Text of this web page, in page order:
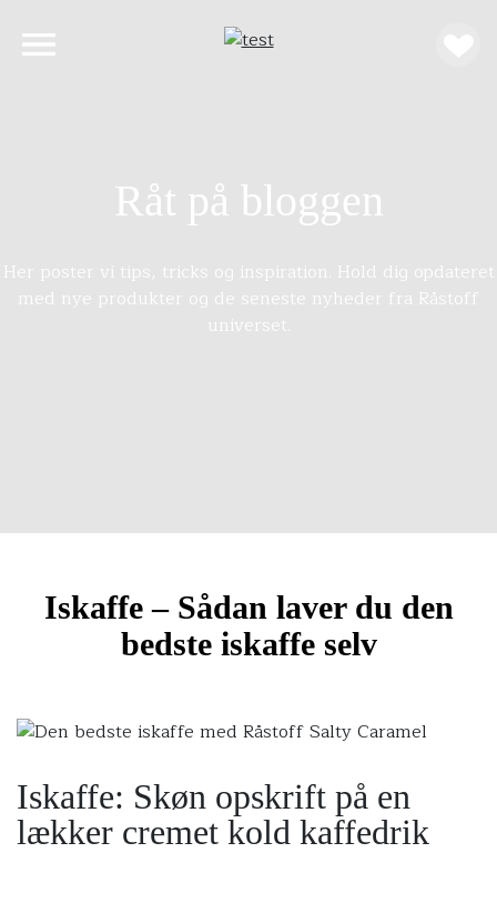
Råt på bloggen
Her poster vi tips, tricks og inspiration. Hold dig opdateret
med nye produkter og de seneste nyheder fra Råstoff
universet.
Iskaffe – Sådan laver du den
bedste iskaffe selv
Iskaffe: Skøn opskrift på en
lækker cremet kold kaffedrik